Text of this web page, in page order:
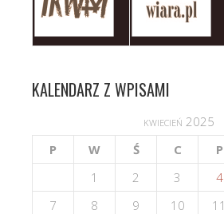
KALENDARZ Z WPISAMI
kwiecień 2025
P
W Ś C P
1 2 3 4
7
8 9 10 11